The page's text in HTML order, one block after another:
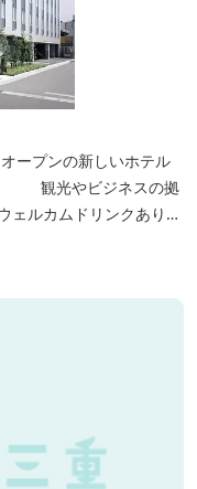
ープンの新しいホテル
ネスの拠
ェルカムドリンクあり●
ユニバーサルルームあ